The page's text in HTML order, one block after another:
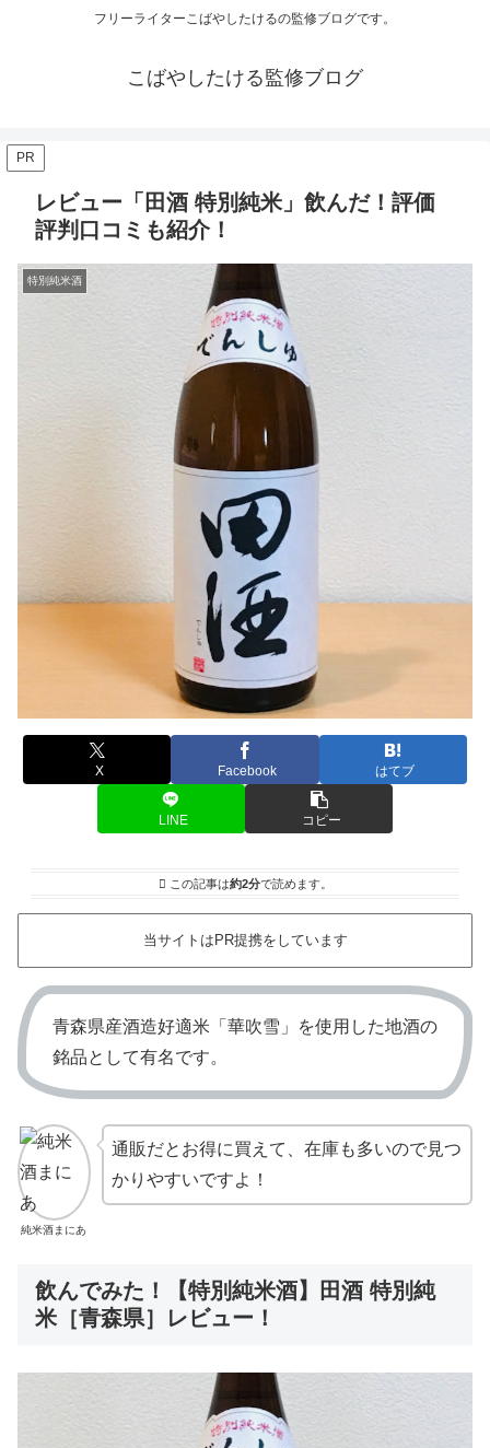
フリーライターこばやしたけるの監修ブログです。
こばやしたける監修ブログ
PR
レビュー「田酒 特別純米」飲んだ！評価
評判口コミも紹介！
特別純米酒
X Facebook はてブ
LINE コピー
この記事は約2分で読めます。
当サイトはPR提携をしています
青森県産酒造好適米「華吹雪」を使用した地酒の
銘品として有名です。
純米酒まにあ
通販だとお得に買えて、在庫も多いので見つ
かりやすいですよ！
飲んでみた！【特別純米酒】田酒 特別純
米［青森県］レビュー！